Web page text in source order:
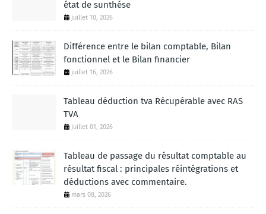
état de sunthése
juillet 10, 2026
Différence entre le bilan comptable, Bilan
fonctionnel et le Bilan financier
juillet 16, 2026
Tableau déduction tva Récupérable avec RAS
TVA
juillet 01, 2026
Tableau de passage du résultat comptable au
résultat fiscal : principales réintégrations et
déductions avec commentaire.
mars 08, 2026